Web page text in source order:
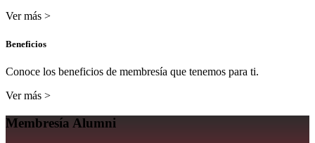
Ver más >
Beneficios
Conoce los beneficios de membresía que tenemos para ti.
Ver más >
Membresía Alumni